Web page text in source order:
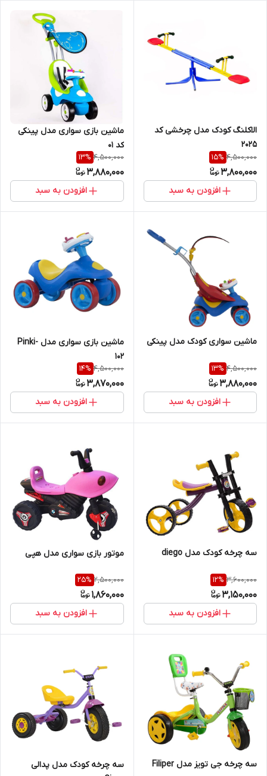
الاکلنگ کودک مدل چرخشی کد
2025
4,500,000
15%
3,800,000
افزودن به سبد
ماشین بازی سواری مدل پینکی
کد 01
4,500,000
13%
3,880,000
افزودن به سبد
ماشین سواری کودک مدل پینکی
4,500,000
13%
3,880,000
افزودن به سبد
ماشین بازی سواری مدل Pinki-
102
4,500,000
14%
3,870,000
افزودن به سبد
سه چرخه کودک مدل diego
3,600,000
12%
3,150,000
افزودن به سبد
موتور بازی سواری مدل هپی
2,500,000
25%
1,860,000
افزودن به سبد
سه چرخه جی تویز مدل Filiper
سه چرخه کودک مدل پدالی